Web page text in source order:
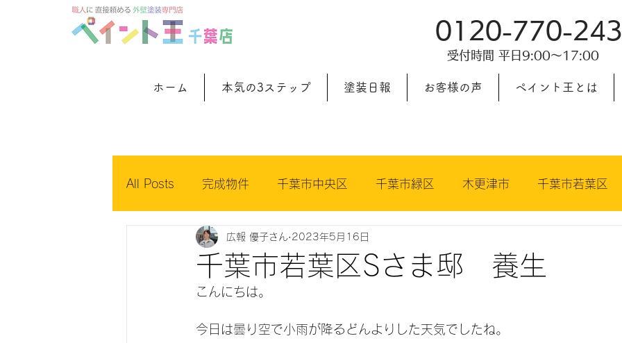
0120-770-243
受付時間 平日9:00〜17:00
ホーム 本気の3ステップ 塗装日報 お客様の声 ペイント王とは
All Posts 完成物件 千葉市中央区 千葉市緑区 木更津市 千葉市若葉区
千葉市稲毛区 ペイント王 佐倉市
千葉市若葉区Sさま邸 養生
広報 優子さん 2023年5月16日
こんにちは。
今日は曇り空で小雨が降るどんよりした天気でしたね。